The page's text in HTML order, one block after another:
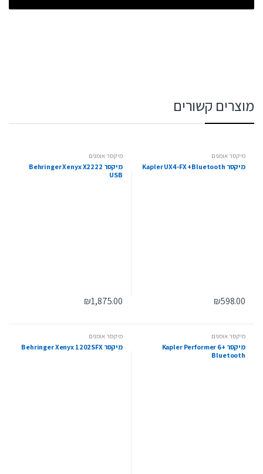
מוצרים קשורים
מיקסר אומנים
מיקסר Kapler UX4-FX +Bluetooth
₪598.00
מיקסר אומנים
מיקסר Behringer Xenyx X2222
USB
₪1,875.00
מיקסר אומנים
מיקסר Kapler Performer 6+
Bluetooth
מיקסר אומנים
מיקסר Behringer Xenyx 1202SFX